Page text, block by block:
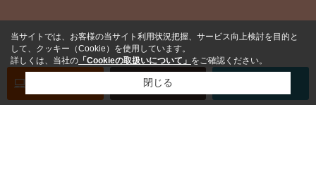
お問い合わせ
当サイトでは、お客様の当サイト利用状況把握、サービス向上検討を目的と
して、クッキー（Cookie）を使用しています。
詳しくは、当社の 「Cookieの取扱いについて」 をご確認ください。
閉じる